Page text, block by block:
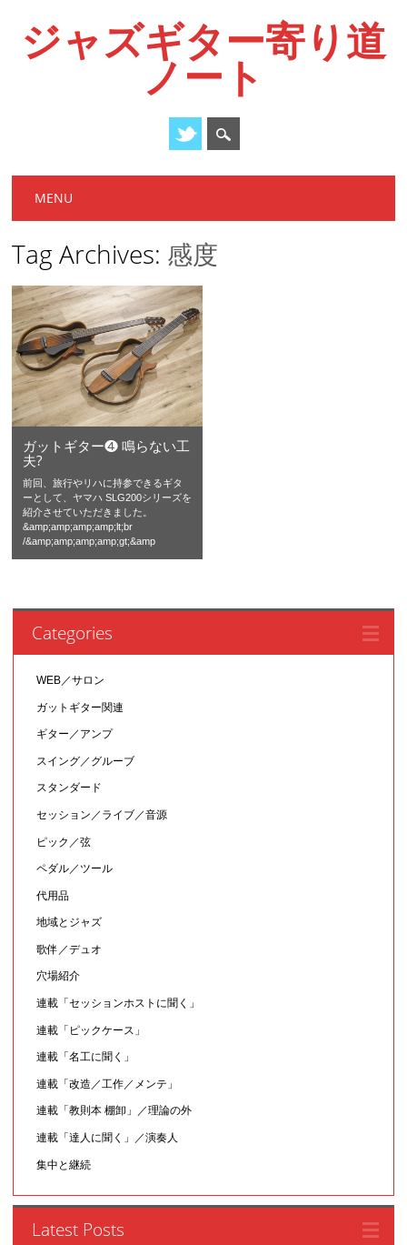
ジャズギター寄り道
ノート
Main menu
MENU
Tag Archives: 感度
ガットギター❹ 鳴らない工
夫?
前回、旅行やリハに持参できるギタ
ーとして、ヤマハ SLG200シリーズを
紹介させていただきました。
&amp;amp;amp;amp;lt;br
/&amp;amp;amp;amp;gt;&amp
Categories
WEB／サロン
ガットギター関連
ギター／アンプ
スイング／グルーブ
スタンダード
セッション／ライブ／音源
ピック／弦
ペダル／ツール
代用品
地域とジャズ
歌伴／デュオ
穴場紹介
連載「セッションホストに聞く」
連載「ピックケース」
連載「名工に聞く」
連載「改造／工作／メンテ」
連載「教則本 棚卸」／理論の外
連載「達人に聞く」／演奏人
集中と継続
Latest Posts